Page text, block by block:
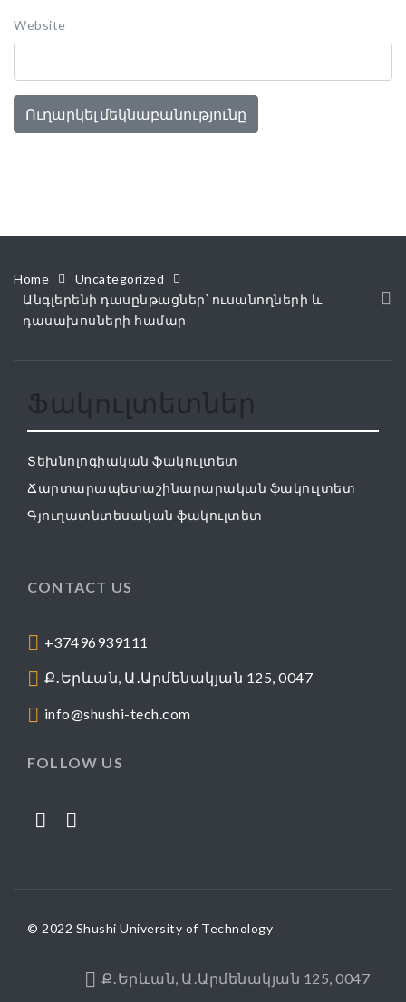
Website
Home
Uncategorized
Անգլերենի դասընթացներ՝ ուսանողների և
դասախոսների համար
Ֆակուլտետներ
Տեխնոլոգիական ֆակուլտետ
Ճարտարապետաշինարարական ֆակուլտետ
Գյուղատնտեսական ֆակուլտետ
CONTACT US
+37496939111
Ք․Երևան, Ա․Արմենակյան 125, 0047
info@shushi-tech.com
FOLLOW US
© 2022 Shushi University of Technology
Ք․Երևան, Ա․Արմենակյան 125, 0047